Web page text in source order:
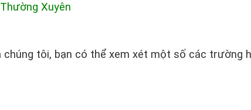
Xuyên
chúng tôi, bạn có thể xem xét một số các trường